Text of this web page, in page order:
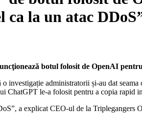
ca la un atac
botul folosit de OpenAI
investigație administratorii și-au dat
ChatGPT le-a folosit pentru a copia rapid
a explicat CEO-ul de la Triplegangers